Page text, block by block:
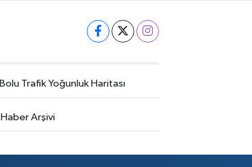
Bolu Trafik Yoğunluk Haritası
Haber Arşivi